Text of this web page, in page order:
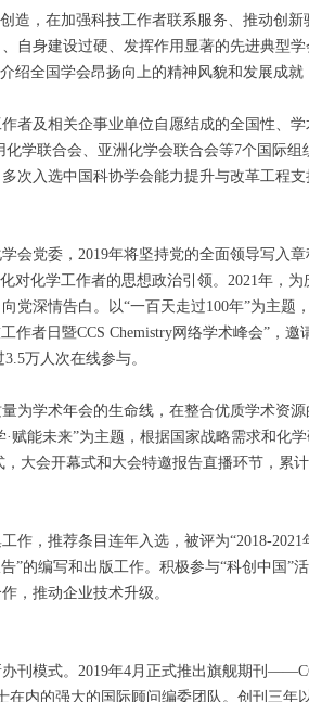
造，在加强科技工作者联系服务、推动创
自身建设过硬、发挥作用显著的先进典型
绍全国学会昂扬向上的精神风貌和发展成就
者及相关企事业单位自愿结成的全国性、
学联合会、亚洲化学会联合会等7个国际
次入选中国科协学会能力提升与改革工程
党委，2019年将坚持党的全面领导写入
化学工作者的思想政治引领。2021年，
深情告白。以“一百天走过100年”为主题
者日暨CCS Chemistry网络学术峰会”，邀
万人次在线参与。
为学术年会的生命线，在整合优质学术资
赋能未来”为主题，根据国家战略需求和化
大会开幕式和大会特邀报告直播环节，累
，推荐条目连年入选，被评为“2018-
的编写和出版工作。积极参与“科创中国”
，推动企业技术升级。
刊模式。2019年4月正式推出旗舰期刊
内的强大的国际顾问编委团队。创刊三年